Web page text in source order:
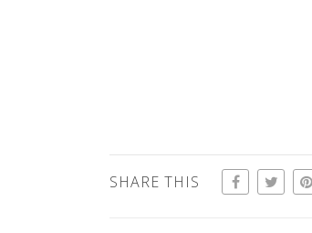
SHARE THIS